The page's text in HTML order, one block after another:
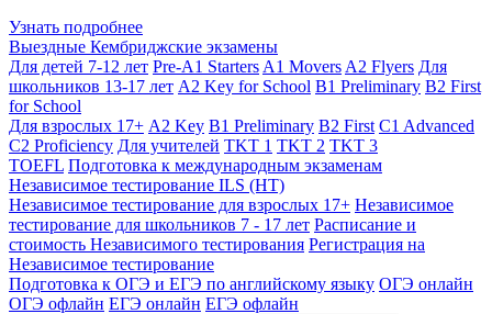
Узнать подробнее
Выездные Кембриджские экзамены
Для детей 7-12 лет Pre-A1 Starters A1 Movers A2 Flyers Для
школьников 13-17 лет A2 Key for School B1 Preliminary B2 First
for School
Для взрослых 17+ A2 Key B1 Preliminary B2 First C1 Advanced
C2 Proficiency Для учителей TKT 1 TKT 2 TKT 3
TOEFL Подготовка к международным экзаменам
Независимое тестирование ILS (НТ)
Независимое тестирование для взрослых 17+ Независимое
тестирование для школьников 7 - 17 лет Расписание и
стоимость Независимого тестирования Регистрация на
Независимое тестирование
Подготовка к ОГЭ и ЕГЭ по английскому языку ОГЭ онлайн
ОГЭ офлайн ЕГЭ онлайн ЕГЭ офлайн